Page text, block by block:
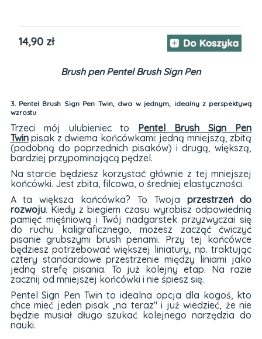
Brush pen Pentel Brush Sign Pen
3. Pentel Brush Sign Pen Twin, dwa w jednym, idealny z perspektywą
wzrostu
Trzeci mój ulubieniec to Pentel Brush Sign Pen
Twinpisak z dwiema końcówkami: jedną mniejszą, zbitą
(podobną do poprzednich pisaków) i drugą, większą,
bardziej przypominającą pędzel.
Na starcie będziesz korzystać głównie z tej mniejszej
końcówki. Jest zbita, filcowa, o średniej elastyczności.
A ta większa końcówka? To Twoja przestrzeń do
rozwoju. Kiedy z biegiem czasu wyrobisz odpowiednią
pamięć mięśniową i Twój nadgarstek przyzwyczai się
do ruchu kaligraficznego, możesz zacząć ćwiczyć
pisanie grubszymi brush penami. Przy tej końcówce
będziesz potrzebować większej liniatury, np. traktując
cztery standardowe przestrzenie między liniami jako
jedną strefę pisania. To już kolejny etap. Na razie
zacznij od mniejszej końcówki i nie śpiesz się.
Pentel Sign Pen Twin to idealna opcja dla kogoś, kto
chce mieć jeden pisak „na teraz" i już wiedzieć, że nie
będzie musiał długo szukać kolejnego narzędzia do
nauki.